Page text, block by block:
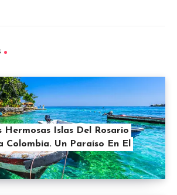
Hermosas Islas Del Rosario
Colombia. Un Paraíso En El